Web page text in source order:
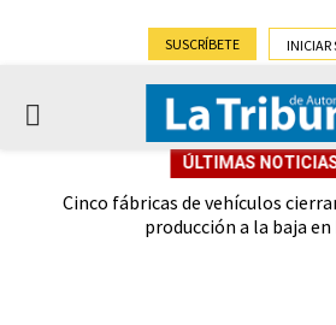
SUSCRÍBETE INICIAR
PRIMARY
ÚLTIMAS
Cinco fábricas de vehículos
producción a la baja en